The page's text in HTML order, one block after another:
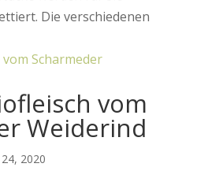
Die verschiedenen
vom
Weiderind
24, 2020